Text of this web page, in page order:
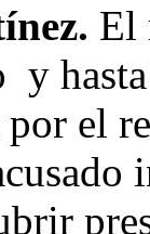
El
y
el